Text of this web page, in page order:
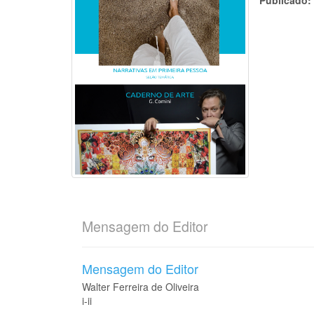
Mensagem do Editor
Mensagem do Editor
Walter Ferreira de Oliveira
i-ii